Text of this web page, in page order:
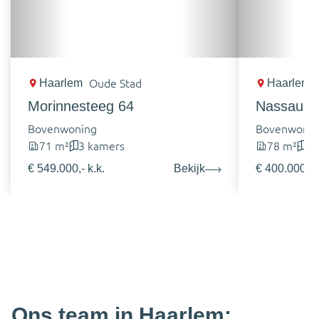
Haarlem Oude Stad
Morinnesteeg 64
Bovenwoning
71 m²
3 kamers
€ 549.000,- k.k. Bekijk
Haarlem
78 m²
€ 400.000,-